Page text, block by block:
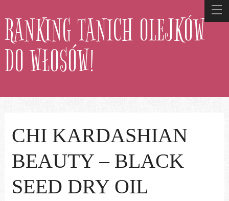
RANKING TANICH OLEJKÓW
DO WŁOSÓW!
CHI KARDASHIAN
BEAUTY – BLACK
SEED DRY OIL